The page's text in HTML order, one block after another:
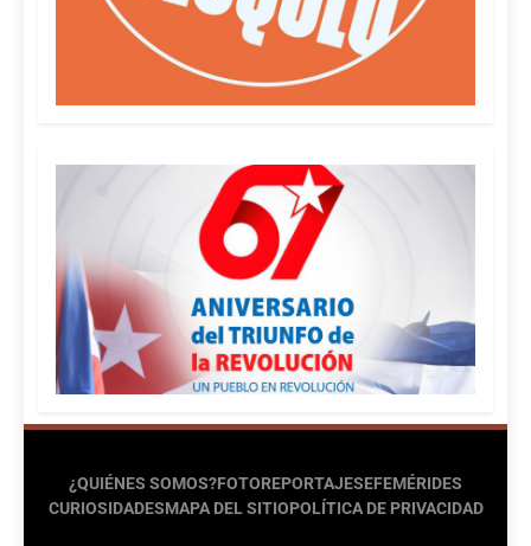
¿QUIÉNES SOMOS?FOTOREPORTAJESEFEMÉRIDES
CURIOSIDADESMAPA DEL SITIOPOLÍTICA DE PRIVACIDAD